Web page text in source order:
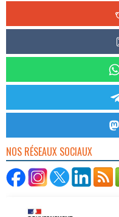
NOS RÉSEAUX SOCIAUX